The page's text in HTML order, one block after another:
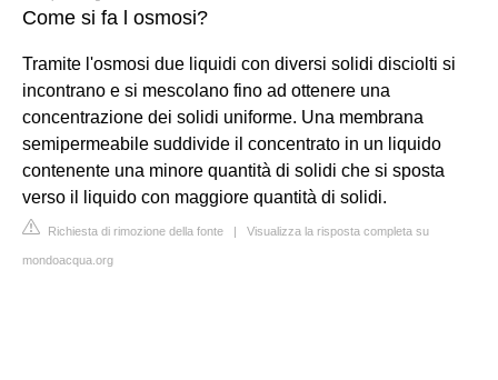
Come si fa l osmosi?
Tramite l'osmosi due liquidi con diversi solidi disciolti si
incontrano e si mescolano fino ad ottenere una
concentrazione dei solidi uniforme. Una membrana
semipermeabile suddivide il concentrato in un liquido
contenente una minore quantità di solidi che si sposta
verso il liquido con maggiore quantità di solidi.
Richiesta di rimozione della fonte | Visualizza la risposta completa su
mondoacqua.org